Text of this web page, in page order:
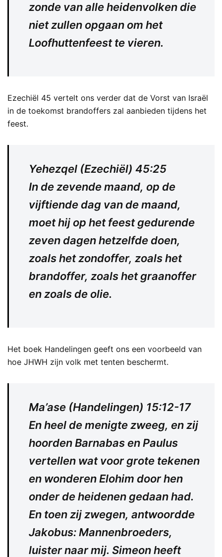
zonde van alle heidenvolken die
niet zullen opgaan om het
Loofhuttenfeest te vieren.
Ezechiël 45 vertelt ons verder dat de Vorst van Israël
in de toekomst brandoffers zal aanbieden tijdens het
feest.
Yehezqel (Ezechiël) 45:25
In de zevende maand, op de
vijftiende dag van de maand,
moet hij op het feest gedurende
zeven dagen hetzelfde doen,
zoals het zondoffer, zoals het
brandoffer, zoals het graanoffer
en zoals de olie.
Het boek Handelingen geeft ons een voorbeeld van
hoe JHWH zijn volk met tenten beschermt.
Ma’ase (Handelingen) 15:12-17
En heel de menigte zweeg, en zij
hoorden Barnabas en Paulus
vertellen wat voor grote tekenen
en wonderen Elohim door hen
onder de heidenen gedaan had.
En toen zij zwegen, antwoordde
Jakobus: Mannenbroeders,
luister naar mij. Simeon heeft